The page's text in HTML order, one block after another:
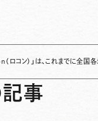
、これまでに全国各地で発信さ
事